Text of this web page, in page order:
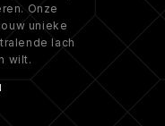
Onze
unieke
lach
wilt.